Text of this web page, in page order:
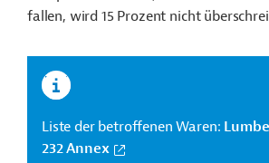
fallen, wird 15 Prozent nicht
Liste der betroffenen Waren:
232 Annex